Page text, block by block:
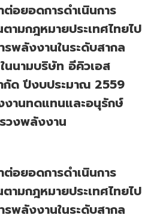
อยอดการดำเนินการ
ามกฎหมายประเทศไทยไป
รพลังงานในระดับสากล
นนามบริษัท อีคิวเอส
กัด ปีงบประมาณ 2559
านทดแทนและอนุรักษ์
วงพลังงาน
อยอดการดำเนินการ
ามกฎหมายประเทศไทยไป
รพลังงานในระดับสากล